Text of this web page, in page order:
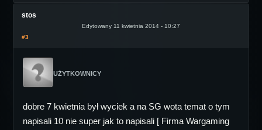
stos
Edytowany 11 kwietnia 2014 - 10:27
#3
UŻYTKOWNICY
dobre 7 kwietnia był wyciek a na SG wota temat o tym
napisali 10 nie super jak to napisali [ Firma Wargaming